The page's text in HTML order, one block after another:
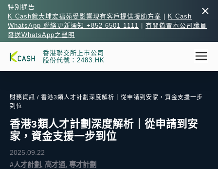
×
特別通告
K Cash就大埔宏福苑受影響現有客戶提供援助方案
K Cash
WhatsApp 聯絡更新通知 +852 6501 1111
有關偽冒本公司職員
發送WhatsApp之聲明
香港聯交所上市公司
股份代號：2483.HK
財務資訊 / 香港3類人才計劃深度解析｜從申請到安家，資金支援一步
到位
香港3類人才計劃深度解析｜從申請到安
家，資金支援一步到位
2025.09.22
#人才計劃, 高才通, 專才計劃